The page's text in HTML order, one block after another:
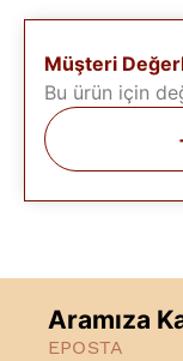
Müşteri
Bu ürün için
Aramıza